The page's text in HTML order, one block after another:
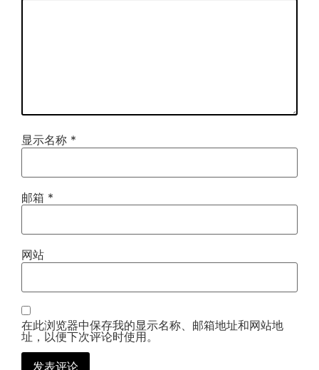
显示名称 *
邮箱 *
网站
在此浏览器中保存我的显示名称、邮箱地址和网站地
址，以便下次评论时使用。